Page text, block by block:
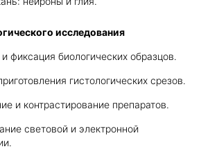
исследования
фиксация биологических образцов.
гистологических срезов.
и контрастирование препаратов.
световой и электронной